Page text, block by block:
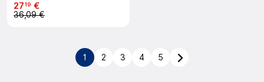
2719 €
36,09 €
1 2 3 4 5